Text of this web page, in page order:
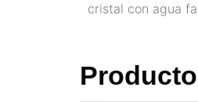
cristal con agua